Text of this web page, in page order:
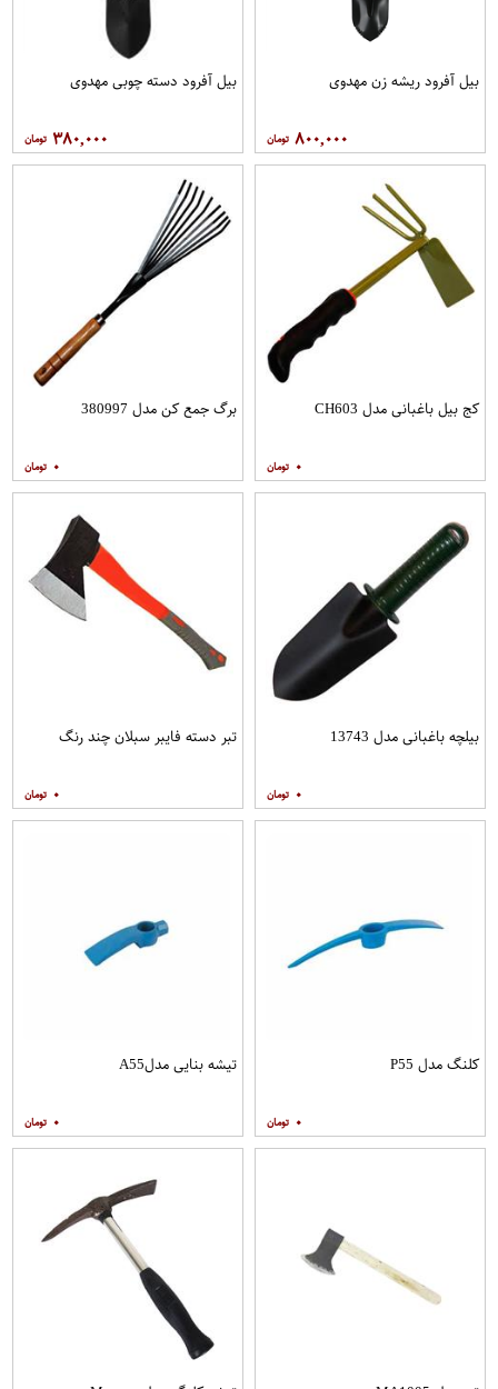
بیل آفرود ریشه زن مهدوی
۸۰۰,۰۰۰
بیل آفرود دسته چوبی مهدوی
۳۸۰,۰۰۰
کج بیل باغبانی مدل CH603
۰
برگ جمع کن مدل 380997
۰
بیلچه باغبانی مدل 13743
۰
تبر دسته فایبر سبلان چند رنگ
۰
کلنگ مدل P55
۰
تیشه بنایی مدلA55
۰